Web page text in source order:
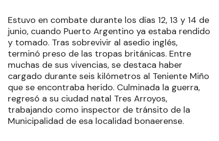
Estuvo en combate durante los días 12, 13 y 14 de
junio, cuando Puerto Argentino ya estaba rendido
y tomado. Tras sobrevivir al asedio inglés,
terminó preso de las tropas británicas. Entre
muchas de sus vivencias, se destaca haber
cargado durante seis kilómetros al Teniente Miño
que se encontraba herido. Culminada la guerra,
regresó a su ciudad natal Tres Arroyos,
trabajando como inspector de tránsito de la
Municipalidad de esa localidad bonaerense.